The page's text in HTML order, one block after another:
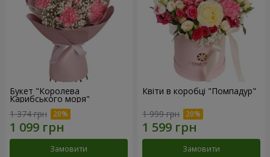
Букет "Королева
Карибського моря"
1 374 грн
Замовити
Квіти в коробці "Помпадур"
1 999 грн
Замовити